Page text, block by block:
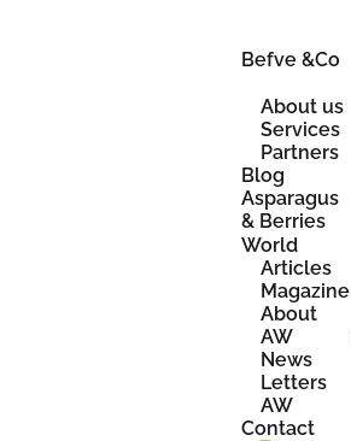
Befve &Co
About us
Services
Partners
Blog
Asparagus
& Berries
World
Articles
Magazine
About
AW
News
Letters
AW
Contact